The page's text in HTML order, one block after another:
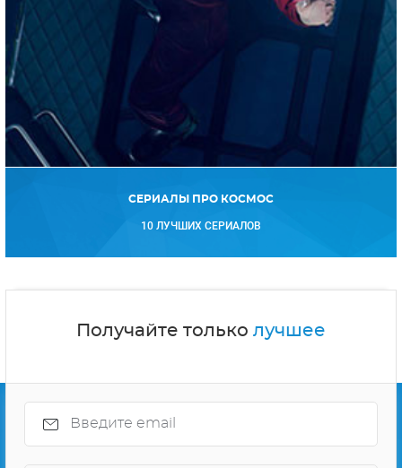
СЕРИАЛЫ ПРО КОСМОС
10 ЛУЧШИХ СЕРИАЛОВ
Получайте только лучшее